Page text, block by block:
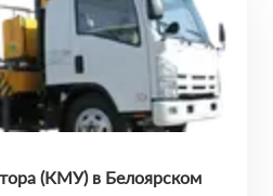
(КМУ) в Белоярском